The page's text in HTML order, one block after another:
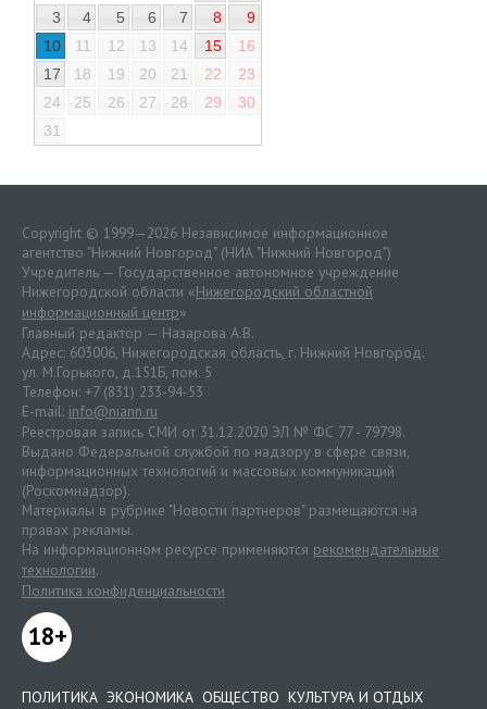
3
4 5 6 7 8
9
10
11 12 13 14 15
16
17
18 19 20 21 22
23
24
25 26 27 28 29
30
31
Copyright © 1999—2026 Независимое информационное
агентство "Нижний Новгород" (НИА "Нижний Новгород")
Учредитель — Государственное автономное учреждение
Нижегородской области «Нижегородский областной
информационный центр»
Главный редактор — Назарова А.В.
Адрес: 603006, Нижегородская область, г. Нижний Новгород.
ул. М.Горького, д.151Б, пом. 5
Телефон: +7 (831) 233-94-53
E-mail: info@niann.ru
Реестровая запись СМИ от 31.12.2020 ЭЛ № ФС 77 - 79798.
Выдано Федеральной службой по надзору в сфере связи,
информационных технологий и массовых коммуникаций
(Роскомнадзор).
Материалы в рубрике "Новости партнеров" размещаются на
правах рекламы.
На информационном ресурсе применяются рекомендательные
технологии.
Политика конфиденциальности
18+
ПОЛИТИКА ЭКОНОМИКА ОБЩЕСТВО КУЛЬТУРА И ОТДЫХ